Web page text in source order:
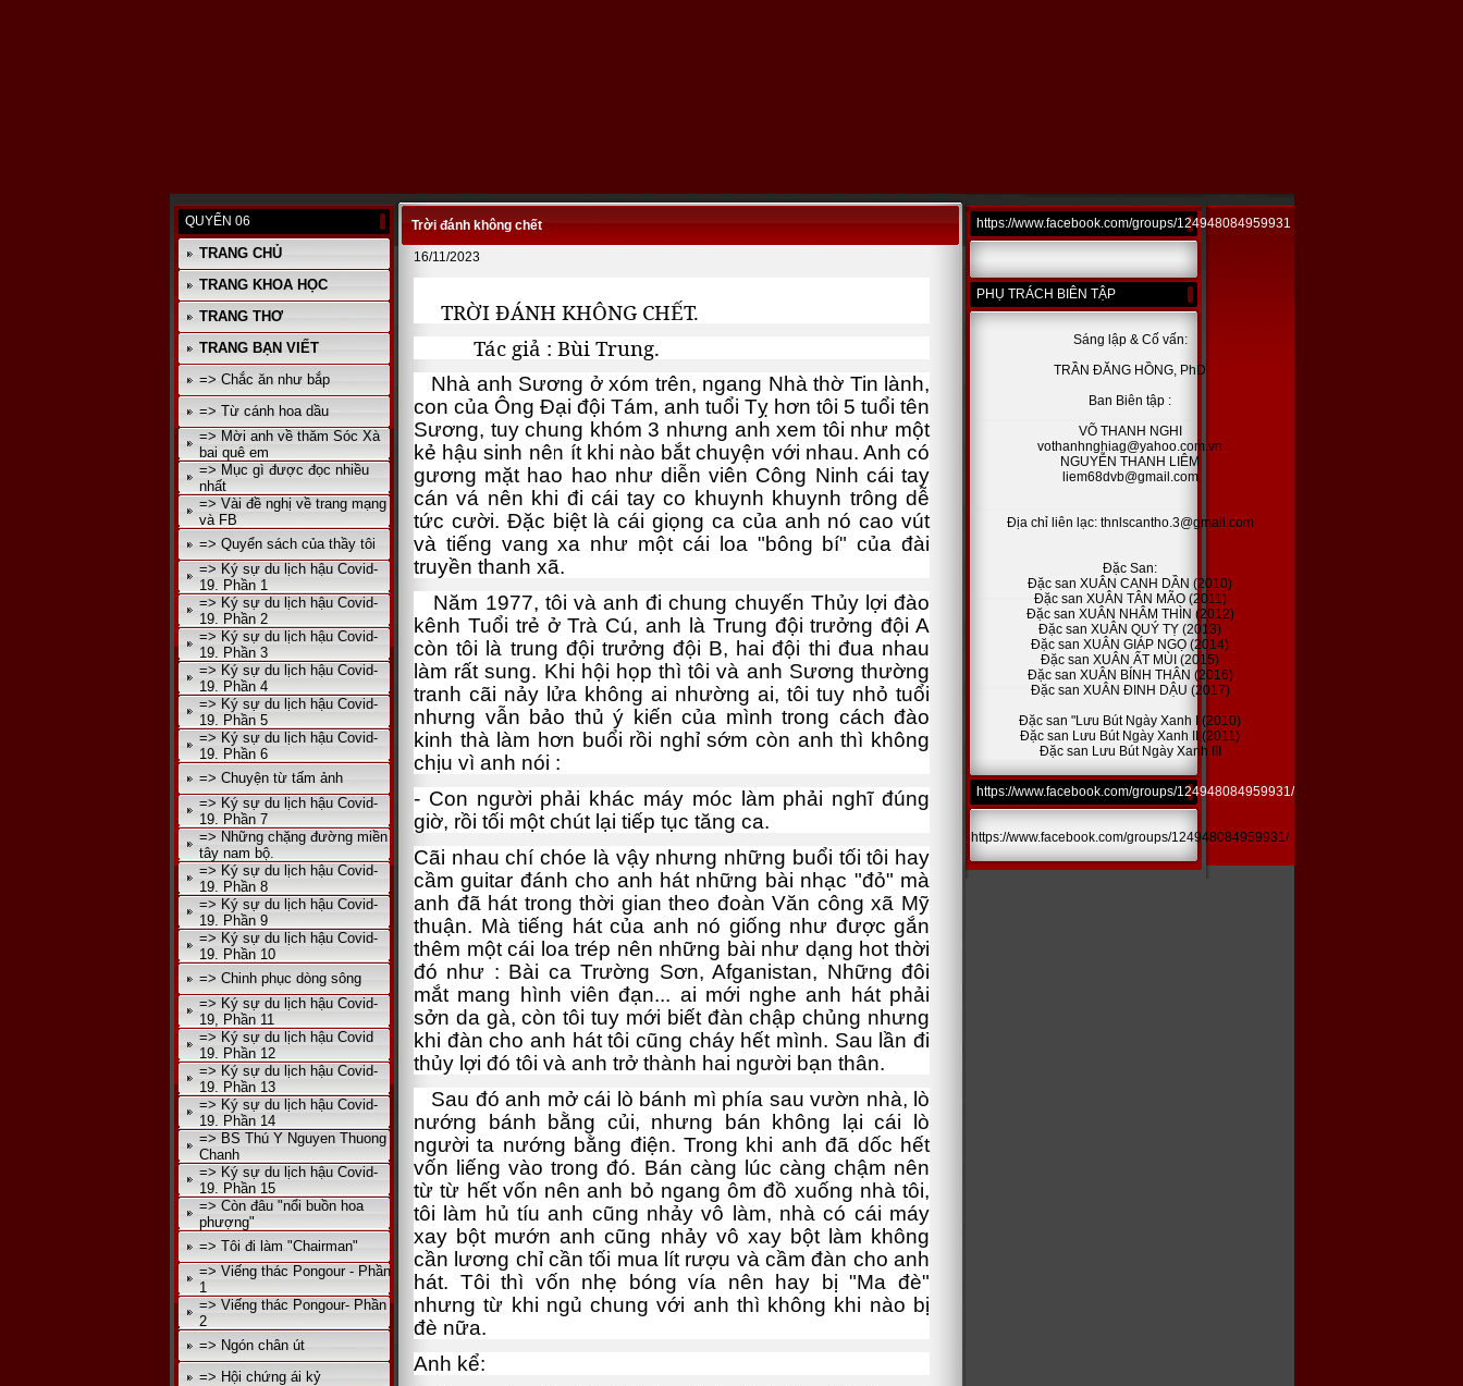
QUYỂN 06
TRANG CHỦ
TRANG KHOA HỌC
TRANG THƠ
TRANG BẠN VIẾT
=> Chắc ăn như bắp
=> Từ cánh hoa dầu
=> Mời anh về thăm Sóc Xà
bai quê em
=> Mục gì được đọc nhiều
nhất
=> Vài đề nghị về trang mạng
và FB
=> Quyển sách của thầy tôi
=> Ký sự du lịch hậu Covid-
19. Phần 1
=> Ký sự du lịch hậu Covid-
19. Phần 2
=> Ký sự du lịch hậu Covid-
19. Phần 3
=> Ký sự du lịch hậu Covid-
19. Phần 4
=> Ký sự du lịch hậu Covid-
19. Phần 5
=> Ký sự du lịch hậu Covid-
19. Phần 6
=> Chuyện từ tấm ảnh
=> Ký sự du lịch hậu Covid-
19. Phần 7
=> Những chặng đường miền
tây nam bộ.
=> Ký sự du lịch hậu Covid-
19. Phần 8
=> Ký sự du lịch hậu Covid-
19. Phần 9
=> Ký sự du lịch hậu Covid-
19. Phần 10
=> Chinh phục dòng sông
=> Ký sự du lịch hậu Covid-
19, Phần 11
=> Ký sự du lịch hậu Covid
19. Phần 12
=> Ký sự du lịch hậu Covid-
19. Phần 13
=> Ký sự du lịch hậu Covid-
19. Phần 14
=> BS Thú Y Nguyen Thuong
Chanh
=> Ký sự du lịch hậu Covid-
19. Phần 15
=> Còn đâu "nổi buồn hoa
phượng"
=> Tôi đi làm "Chairman"
=> Viếng thác Pongour - Phần
1
=> Viếng thác Pongour- Phần
2
=> Ngón chân út
=> Hội chứng ái kỷ
Trời đánh không chết
16/11/2023
TRỜI ĐÁNH KHÔNG CHẾT.
Tác giả : Bùi Trung.
Nhà anh Sương ở xóm trên, ngang Nhà thờ Tin lành,
con của Ông Đại đội Tám, anh tuổi Tỵ hơn tôi 5 tuổi tên
Sương, tuy chung khóm 3 nhưng anh xem tôi như một
kẻ hậu sinh nên ít khi nào bắt chuyện với nhau. Anh có
gương mặt hao hao như diễn viên Công Ninh cái tay
cán vá nên khi đi cái tay co khuynh khuynh trông dễ
tức cười. Đặc biệt là cái giọng ca của anh nó cao vút
và tiếng vang xa như một cái loa "bông bí" của đài
truyền thanh xã.
Năm 1977, tôi và anh đi chung chuyến Thủy lợi đào
kênh Tuổi trẻ ở Trà Cú, anh là Trung đội trưởng đội A
còn tôi là trung đội trưởng đội B, hai đội thi đua nhau
làm rất sung. Khi hội họp thì tôi và anh Sương thường
tranh cãi nảy lửa không ai nhường ai, tôi tuy nhỏ tuổi
nhưng vẫn bảo thủ ý kiến của mình trong cách đào
kinh thà làm hơn buổi rồi nghỉ sớm còn anh thì không
chịu vì anh nói :
- Con người phải khác máy móc làm phải nghĩ đúng
giờ, rồi tối một chút lại tiếp tục tăng ca.
Cãi nhau chí chóe là vậy nhưng những buổi tối tôi hay
cầm guitar đánh cho anh hát những bài nhạc "đỏ" mà
anh đã hát trong thời gian theo đoàn Văn công xã Mỹ
thuận. Mà tiếng hát của anh nó giống như được gắn
thêm một cái loa trép nên những bài như dạng hot thời
đó như : Bài ca Trường Sơn, Afganistan, Những đôi
mắt mang hình viên đạn... ai mới nghe anh hát phải
sởn da gà, còn tôi tuy mới biết đàn chập chủng nhưng
khi đàn cho anh hát tôi cũng cháy hết mình. Sau lần đi
thủy lợi đó tôi và anh trở thành hai người bạn thân.
Sau đó anh mở cái lò bánh mì phía sau vườn nhà, lò
nướng bánh bằng củi, nhưng bán không lại cái lò
người ta nướng bằng điện. Trong khi anh đã dốc hết
vốn liếng vào trong đó. Bán càng lúc càng chậm nên
từ từ hết vốn nên anh bỏ ngang ôm đồ xuống nhà tôi,
tôi làm hủ tíu anh cũng nhảy vô làm, nhà có cái máy
xay bột mướn anh cũng nhảy vô xay bột làm không
cần lương chỉ cần tối mua lít rượu và cầm đàn cho anh
hát. Tôi thì vốn nhẹ bóng vía nên hay bị "Ma đè"
nhưng từ khi ngủ chung với anh thì không khi nào bị
đè nữa.
Anh kể:
https://www.facebook.com/groups/124948084959931
PHỤ TRÁCH BIÊN TẬP
Sáng lập & Cố vấn:
TRẦN ĐĂNG HỒNG, PhD
Ban Biên tập :
VÕ THANH NGHI
vothanhnghiag@yahoo.com.vn
NGUYỄN THANH LIÊM
liem68dvb@gmail.com
Địa chỉ liên lạc: thnlscantho.3@gmail.com
Đặc San:
Đặc san XUÂN CANH DẦN (2010)
Đặc san XUÂN TÂN MÃO (2011)
Đặc san XUÂN NHÂM THÌN (2012)
Đặc san XUÂN QUÝ TỴ (2013)
Đặc san XUÂN GIÁP NGỌ (2014)
Đặc san XUÂN ẤT MÙI (2015)
Đặc san XUÂN BÍNH THÂN (2016)
Đặc san XUÂN ĐINH DẬU (2017)
Đặc san "Lưu Bút Ngày Xanh I (2010)
Đặc san Lưu Bút Ngày Xanh II (2011)
Đặc san Lưu Bút Ngày Xanh III
https://www.facebook.com/groups/124948084959931/
https://www.facebook.com/groups/124948084959931/